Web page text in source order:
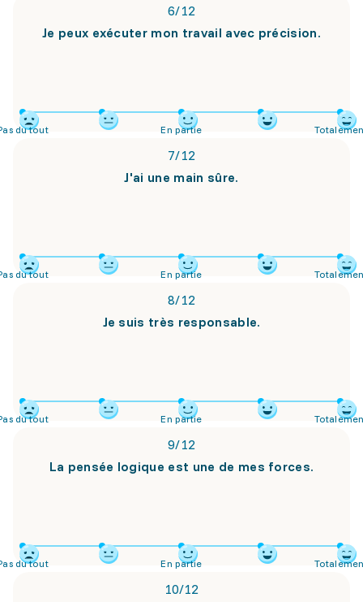
6/12
Je peux exécuter mon travail avec précision.
du tout En partie
7/12
J'ai une main sûre.
du tout En partie
8/12
Je suis très responsable.
du tout En partie
9/12
La pensée logique est une de mes forces.
du tout En partie
10/12